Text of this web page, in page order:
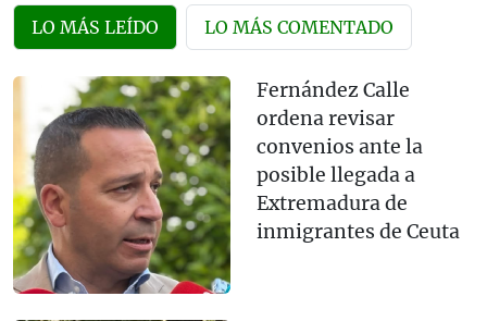
LO MÁS LEÍDO LO MÁS COMENTADO
Fernández Calle
ordena revisar
convenios ante la
posible llegada a
Extremadura de
inmigrantes de Ceuta